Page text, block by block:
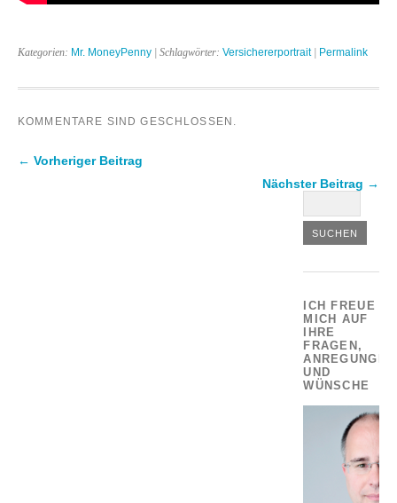
Kategorien: Mr. MoneyPenny | Schlagwörter: Versichererportrait| Permalink
KOMMENTARE SIND GESCHLOSSEN.
← Vorheriger Beitrag
Nächster Beitrag →
ICH FREUE
MICH AUF
IHRE
FRAGEN,
ANREGUNGEN
UND
WÜNSCHE